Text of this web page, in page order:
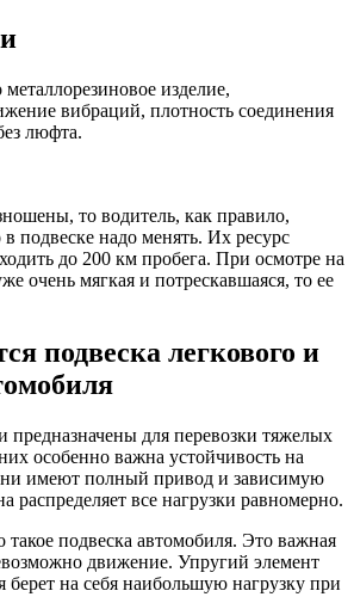
изделие,
вибраций, плотность соединения
люфта.
то водитель, как правило,
в подвеске надо менять. Их ресурс
до 200 км пробега. При осмотре на
очень мягкая и потрескавшаяся, то ее
подвеска легкового и
предназначены для перевозки тяжелых
особенно важна устойчивость на
имеют полный привод и зависимую
распределяет все нагрузки равномерно.
такое подвеска автомобиля. Это важная
движение. Упругий элемент
берет на себя наибольшую нагрузку при